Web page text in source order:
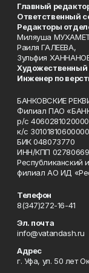
Главный
Ответственный
Редакторы
Миляуша
Раиля ГАЛЕЕВА,
Зульфия
Художественный
Инженер по
БАНКОВСКИЕ
Филиал ПАО
р/с
к/с
БИК 048073770
ИНН/КПП
Республиканский
филиал АО ИД
Телефон
8(347)272-16-41
Эл. почта
info@vatandash.ru
Адрес
г. Уфа, ул. 50 лет